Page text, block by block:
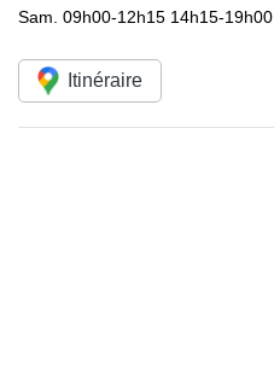
Sam. 09h00-12h15 14h15-19h00
Itinéraire